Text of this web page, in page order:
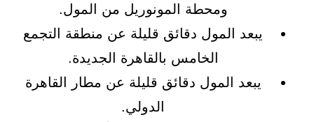
ومحطة المونوريل من المول.
يبعد المول دقائق قليلة عن منطقة التجمع
الخامس بالقاهرة الجديدة.
يبعد المول دقائق قليلة عن مطار القاهرة
الدولي.